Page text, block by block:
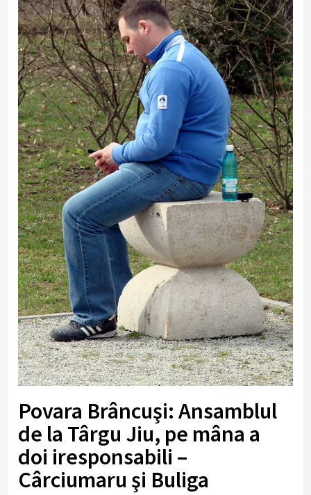
Povara Brâncuşi: Ansamblul
de la Târgu Jiu, pe mâna a
doi iresponsabili –
Cârciumaru şi Buliga